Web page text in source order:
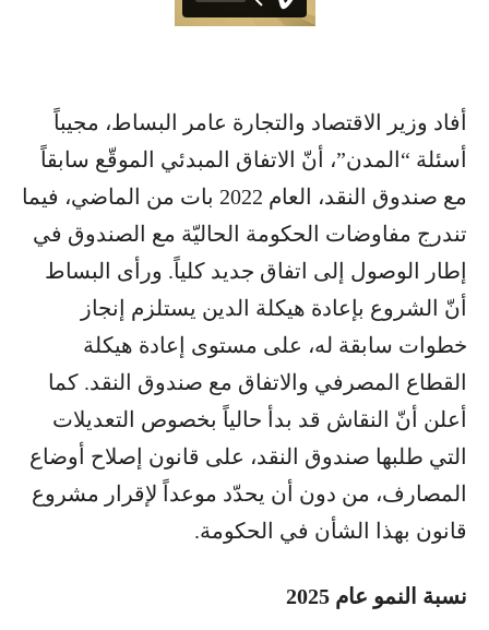
أفاد وزير الاقتصاد والتجارة عامر البساط، مجيباً
أسئلة “المدن”، أنّ الاتفاق المبدئي الموقّع سابقاً
مع صندوق النقد، العام 2022 بات من الماضي، فيما
تندرج مفاوضات الحكومة الحاليّة مع الصندوق في
إطار الوصول إلى اتفاق جديد كلياً. ورأى البساط
أنّ الشروع بإعادة هيكلة الدين يستلزم إنجاز
خطوات سابقة له، على مستوى إعادة هيكلة
القطاع المصرفي والاتفاق مع صندوق النقد. كما
أعلن أنّ النقاش قد بدأ حالياً بخصوص التعديلات
التي طلبها صندوق النقد، على قانون إصلاح أوضاع
المصارف، من دون أن يحدّد موعداً لإقرار مشروع
قانون بهذا الشأن في الحكومة.
نسبة النمو عام 2025